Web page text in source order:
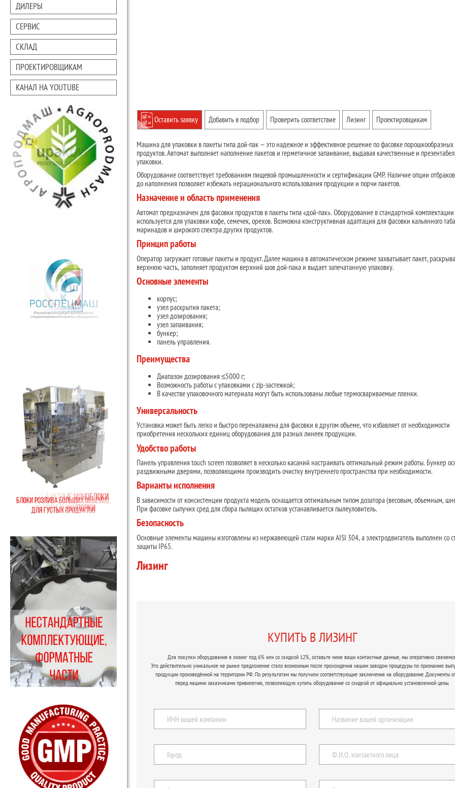
ДИЛЕРЫ
СЕРВИС
СКЛАД
ПРОЕКТИРОВЩИКАМ
КАНАЛ НА YOUTUBE
Оставить заявку Добавить в подбор Проверить соответствие Лизинг Проектировщикам
Машина для упаковки в пакеты типа дой-пак — это надежное и эффективное решение по фасовке
продуктов. Автомат выполняет наполнение пакетов и герметичное запаивание, выдавая качественные и
упаковки.
Оборудование соответствует требованиям пищевой промышленности и сертификации GMP. Наличие опции
до наполнения позволяет избежать нерационального использования продукции и порчи пакетов.
Назначение и область применения
Автомат предназначен для фасовки продуктов в пакеты типа «дой-пак». Оборудование в стандартной комплектации
используется для упаковки кофе, семечек, орехов. Возможна конструктивная адаптация для фасовки кальянного
маринадов и широкого спектра других продуктов.
Принцип работы
Оператор загружает готовые пакеты и продукт. Далее машина в автоматическом режиме захватывает пакет,
верхнюю часть, заполняет продуктом верхний шов дой-пака и выдает запечатанную упаковку.
Основные элементы
корпус;
узел раскрытия пакета;
узел дозирования;
узел запаивания;
бункер;
панель управления.
Преимущества
Диапазон дозирования ≤5000 г;
Возможность работы с упаковками с zip-застежкой;
В качестве упаковочного материала могут быть использованы любые термосвариваемые пленки.
Универсальность
Установка может быть легко и быстро переналажена для фасовки в другом объеме, что избавляет от необходимости
приобретения нескольких единиц оборудования для разных линеек продукции.
Удобство работы
Панель управления touch screen позволяет в несколько касаний настраивать оптимальный режим работы. Бункер
раздвижными дверями, позволяющими производить очистку внутреннего пространства при необходимости.
Варианты исполнения
В зависимости от консистенции продукта модель оснащается оптимальным типом дозатора (весовым, объемным,
При фасовке сыпучих сред для сбора пылящих остатков устанавливается пылеуловитель.
Безопасность
Основные элементы машины изготовлены из нержавеющей стали марки AISI 304, а электродвигатель выполнен со
защиты IP65.
Лизинг
КУПИТЬ В ЛИЗИНГ
Для покупки оборудования в лизинг под 6% или со скидкой 12%, оставьте ниже ваши контактные данные, мы оперативно свяжемся.
Это действительно уникальное на рынке предложение стало возможным после прохождения нашим заводом процедуры по признанию
продукции произведённой на территории РФ. По результатам мы получили соответствующие заключения на оборудование. Документы
перед нашими заказчиками привилегию, позволяющую купить оборудование со скидкой от официально установленной цены.